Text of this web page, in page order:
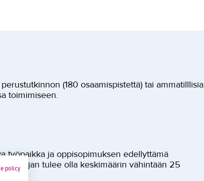
(180 osaamispistettä) tai ammatilllisia
toimimiseen.
työpaikka ja oppisopimuksen edellyttämä
työajan tulee olla keskimäärin vähintään 25
policy